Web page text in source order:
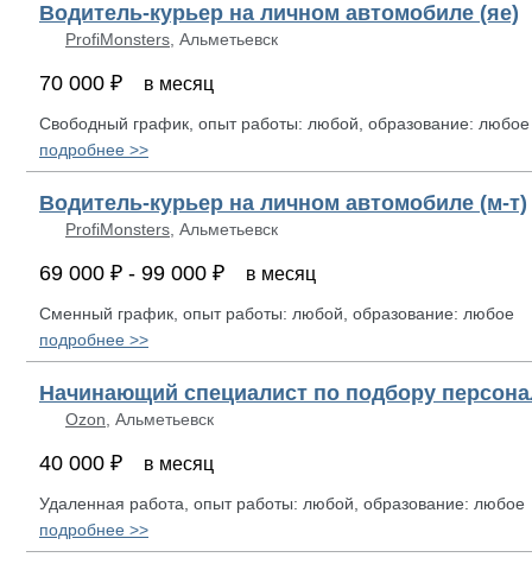
Водитель-курьер на личном автомобиле (яе)
ProfiMonsters , Альметьевск
70 000 ₽ в месяц
Свободный график, опыт работы: любой, образование: любое
подробнее >>
Водитель-курьер на личном автомобиле (м-т)
ProfiMonsters , Альметьевск
69 000 ₽ - 99 000 ₽ в месяц
Сменный график, опыт работы: любой, образование: любое
подробнее >>
Начинающий специалист по подбору
Ozon , Альметьевск
40 000 ₽ в месяц
Удаленная работа, опыт работы: любой, образование: любое
подробнее >>